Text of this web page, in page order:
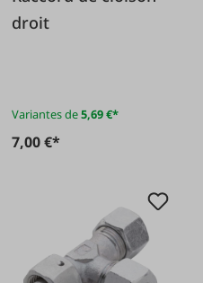
droit
Variantes de5,69 €*
7,00 €*